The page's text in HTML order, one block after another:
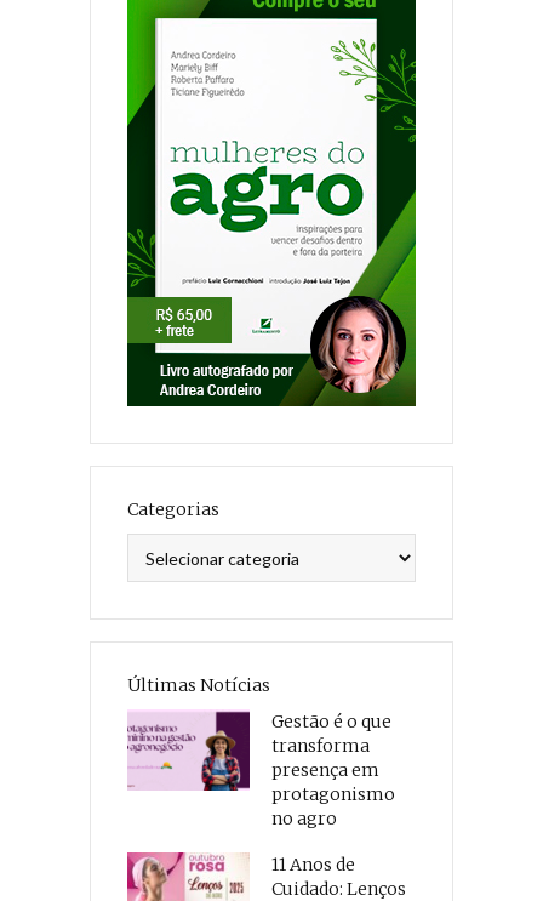
Categorias
Últimas Notícias
Gestão é o que
transforma
presença em
protagonismo
no agro
11 Anos de
Cuidado: Lenços